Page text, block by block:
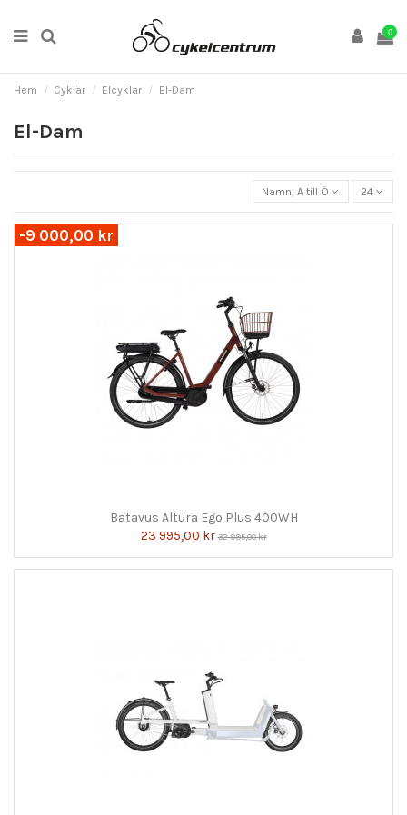
0
Hem Cyklar Elcyklar El-Dam
El-Dam
Namn, A till Ö 24
-9 000,00 kr
Batavus Altura Ego Plus 400WH
23 995,00 kr32 995,00 kr